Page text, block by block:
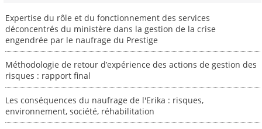
Expertise du rôle et du fonctionnement des services
déconcentrés du ministère dans la gestion de la crise
engendrée par le naufrage du Prestige
Méthodologie de retour d’expérience des actions de gestion des
risques : rapport final
Les conséquences du naufrage de l'Erika : risques,
environnement, société, réhabilitation